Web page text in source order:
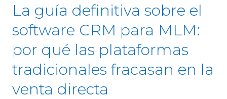
La guía definitiva sobre el
software CRM para MLM:
por qué las plataformas
tradicionales fracasan en la
venta directa